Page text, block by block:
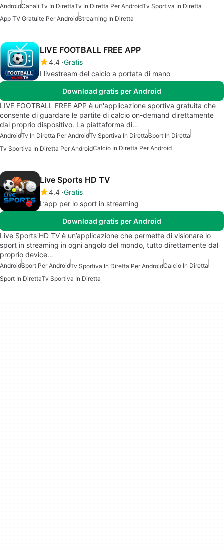
AndroidCanali Tv In DirettaTv In Diretta Per AndroidTv Sportiva In Diretta
App TV Gratuite Per AndroidStreaming In Diretta
LIVE FOOTBALL FREE APP
4.4 Gratis
I livestream del calcio a portata di mano
Download gratis per Android
LIVE FOOTBALL FREE APP è un'applicazione sportiva gratuita che
consente di guardare le partite di calcio on-demand direttamente
dal proprio dispositivo. La piattaforma di…
AndroidTv In Diretta Per AndroidTv Sportiva In DirettaSport In Diretta
Tv Sportiva In Diretta Per AndroidCalcio In Diretta Per Android
Live Sports HD TV
4.4 Gratis
L’app per lo sport in streaming
Download gratis per Android
Live Sports HD TV è un’applicazione che permette di visionare lo
sport in streaming in ogni angolo del mondo, tutto direttamente dal
proprio device…
AndroidSport Per AndroidTv Sportiva In Diretta Per AndroidCalcio In Diretta
Sport In DirettaTv Sportiva In Diretta